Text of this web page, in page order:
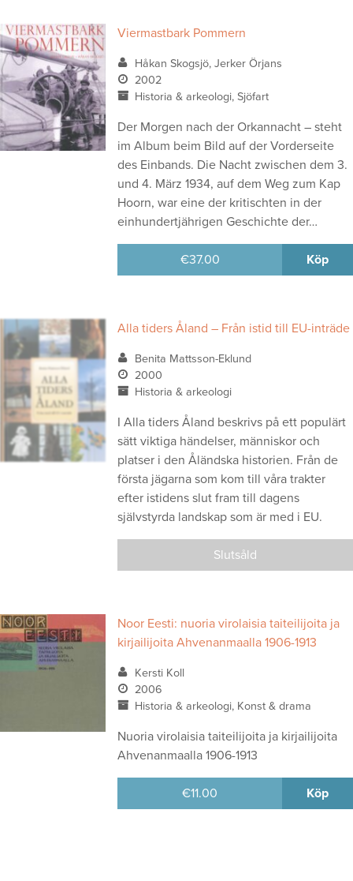
Viermastbark Pommern
Håkan Skogsjö, Jerker Örjans
2002
Historia & arkeologi, Sjöfart
Der Morgen nach der Orkannacht – steht
im Album beim Bild auf der Vorderseite
des Einbands. Die Nacht zwischen dem 3.
und 4. März 1934, auf dem Weg zum Kap
Hoorn, war eine der kritischten in der
einhundertjährigen Geschichte der…
€37.00 Köp
Alla tiders Åland – Från istid till EU-inträde
Benita Mattsson-Eklund
2000
Historia & arkeologi
I Alla tiders Åland beskrivs på ett populärt
sätt viktiga händelser, människor och
platser i den Åländska historien. Från de
första jägarna som kom till våra trakter
efter istidens slut fram till dagens
självstyrda landskap som är med i EU.
Slutsåld
Noor Eesti: nuoria virolaisia taiteilijoita ja
kirjailijoita Ahvenanmaalla 1906-1913
Kersti Koll
2006
Historia & arkeologi, Konst & drama
Nuoria virolaisia taiteilijoita ja kirjailijoita
Ahvenanmaalla 1906-1913
€11.00 Köp